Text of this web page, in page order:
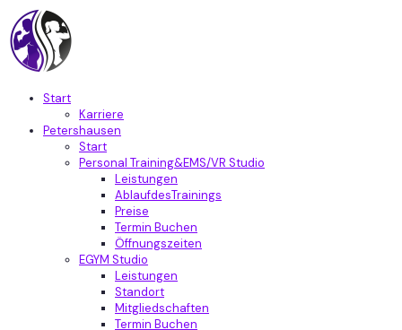
Start
Karriere
Petershausen
Start
Personal Training&EMS/VR Studio
Leistungen
AblaufdesTrainings
Preise
Termin Buchen
Öffnungszeiten
EGYM Studio
Leistungen
Standort
Mitgliedschaften
Termin Buchen